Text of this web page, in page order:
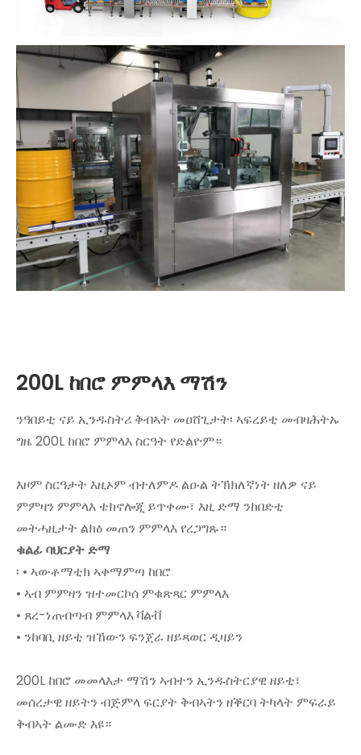
200L ከበሮ ምምላእ ማሽን
ንዓበይቲ ናይ ኢንዱስትሪ ቅብኣት መዐሸጊታት፡ ኣፍረይቲ መብዛሕትኡ
ግዜ 200L ከበሮ ምምላእ ስርዓት የድልዮም።
እዞም ስርዓታት እዚኦም ብተለምዶ ልዑል ትኽክለኛነት ዘለዎ ናይ
ምምዛን ምምላእ ቴክኖሎጂ ይጥቀሙ፣ እዚ ድማ ንከበድቲ
መትሓዚታት ልክዕ መጠን ምምላእ የረጋግጹ።
ቁልፊ ባህርያት ድማ
፡ • ኣውቶማቲክ ኣቀማምጣ ከበሮ
• ኣብ ምምዛን ዝተመርኮሰ ምቁጽጻር ምምላእ
• ጸረ-ነጠብጣብ ምምላእ ቫልቭ
• ንከባቢ ዘይቲ ዝኸውን ፍንጀራ ዘይጻወር ዲዛይን
200L ከበሮ መመላእታ ማሽን ኣብተን ኢንዱስትርያዊ ዘይቲ፣
መሰረታዊ ዘይትን ብጅምላ ፍርያት ቅብኣትን ዘቕርባ ትካላት ምፍራይ
ቅብኣት ልሙድ እዩ።